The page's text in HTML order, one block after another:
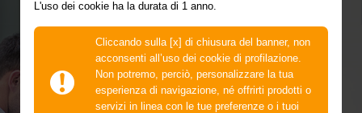
L'uso dei cookie ha la durata di 1 anno.
Cliccando sulla [x] di chiusura del banner, non
acconsenti all’uso dei cookie di profilazione.
Non potremo, perciò, personalizzare la tua
esperienza di navigazione, né offrirti prodotti o
servizi in linea con le tue preferenze o i tuoi
Se stai pianificando un viaggio in Italia e sei cliente di una
delle banche del Gruppo Intesa Sanpaolo (elencate più
sotto), puoi partire in tranquillità: con oltre 7.700 casse
veloci automatiche presenti su tutto il territorio italiano,
Intesa Sanpaolo è al tuo fianco anche quando sei in
vacanza o quando devi soggiornare lontano da casa per
altri motivi.